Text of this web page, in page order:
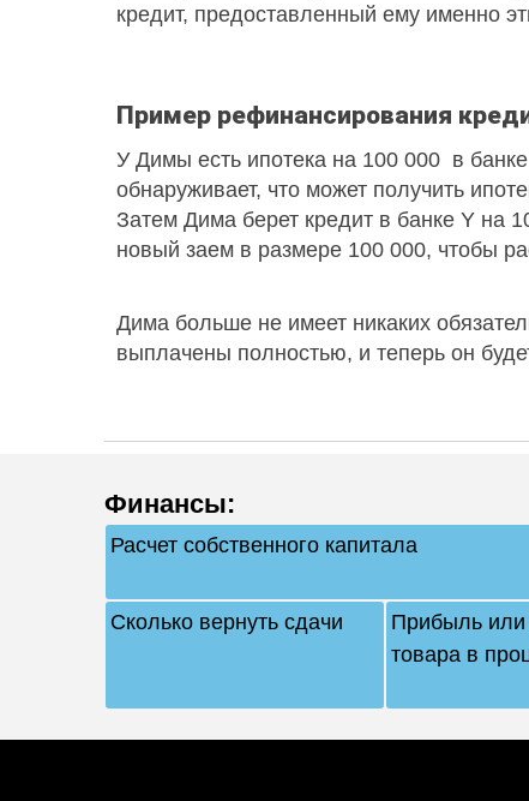
кредит, предоставленный ему именно
Пример рефинансирования
У Димы есть ипотека на 100 000 в
обнаруживает, что может получить
Затем Дима берет кредит в банке Y на
новый заем в размере 100 000, чтобы
Дима больше не имеет никаких
выплачены полностью, и теперь он
Финансы:
Расчет собственного капитала
Сколько вернуть сдачи
Прибыль или
товара в